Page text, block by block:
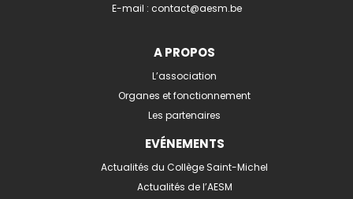
E-mail : contact@aesm.be
A PROPOS
L’association
Organes et fonctionnement
Les partenaires
EVÉNEMENTS
Actualités du Collège Saint-Michel
Actualités de l’AESM